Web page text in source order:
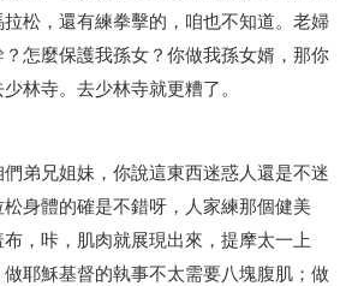
松，還有練拳擊的，咱也不知道。老婦
怎麼保護我孫女？你做我孫女婿，那你
林寺。去少林寺就更糟了。
弟兄姐妹，你說這東西迷惑人還是不迷
身體的確是不錯呀，人家練那個健美
，咔，肌肉就展現出來，提摩太一上
耶穌基督的執事不太需要八塊腹肌；做